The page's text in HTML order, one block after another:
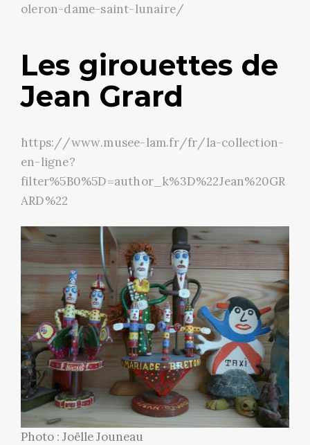
oleron-dame-saint-lunaire/
Les girouettes de
Jean Grard
https://www.musee-lam.fr/fr/la-collection-
en-ligne?
filter%5B0%5D=author_k%3D%22Jean%20GR
ARD%22
Photo : Joëlle Jouneau